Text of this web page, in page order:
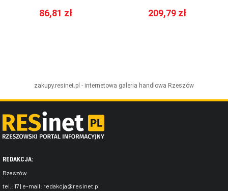
86,81 zł 209,79 zł
zakupy.resinet.pl - internetowa galeria handlowa Rzeszów
REDAKCJA:
Rzeszów
tel.: 17 | e-mail: redakcja@resinet.pl